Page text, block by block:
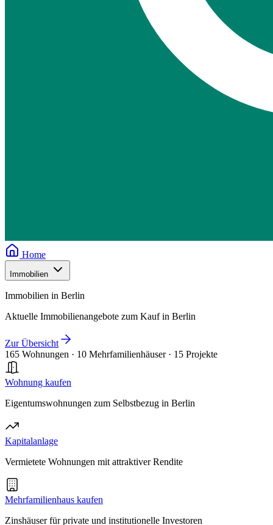
Home
Immobilien
Immobilien in Berlin
Aktuelle Immobilienangebote zum Kauf in Berlin
Zur Übersicht
165 Wohnungen · 10 Mehrfamilienhäuser · 15 Projekte
Wohnung kaufen
Eigentumswohnungen zum Selbstbezug in Berlin
Kapitalanlage
Vermietete Wohnungen mit attraktiver Rendite
Mehrfamilienhaus kaufen
Zinshäuser für private und institutionelle Investoren